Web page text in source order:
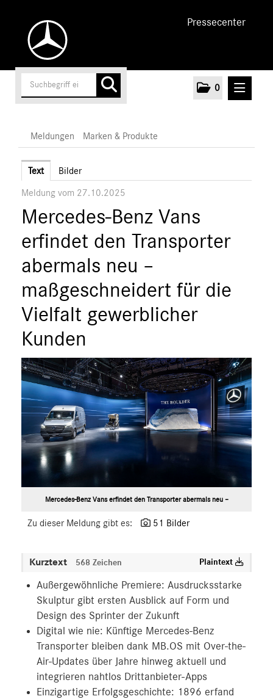
Pressecenter
0
Unternehmen
Cars
Vans
Marken & Produkte
MEDIA
ÜBER UNS
ANSPRECHPARTNER
Meldungen Marken & Produkte
Text Bilder
Meldung vom 27.10.2025
Mercedes-Benz Vans
erfindet den Transporter
abermals neu –
maßgeschneidert für die
Vielfalt gewerblicher
Kunden
Mercedes-Benz Vans erfindet den Transporter abermals neu –
Zu dieser Meldung gibt es: 51 Bilder
Kurztext 568 Zeichen Plaintext
Außergewöhnliche Premiere: Ausdrucksstarke
Skulptur gibt ersten Ausblick auf Form und
Design des Sprinter der Zukunft
Digital wie nie: Künftige Mercedes-Benz
Transporter bleiben dank MB.OS mit Over-the-
Air-Updates über Jahre hinweg aktuell und
integrieren nahtlos Drittanbieter-Apps
Einzigartige Erfolgsgeschichte: 1896 erfand